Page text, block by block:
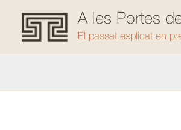
contingut
A les Portes
El passat explicat en